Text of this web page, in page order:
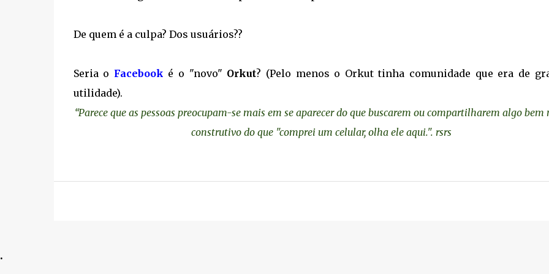
De quem é a culpa? Dos usuários??
Seria o Facebook é o "novo" Orkut? (Pelo menos o Orkut tinha comunidade que era de
utilidade).
“Parece que as pessoas preocupam-se mais em se aparecer do que buscarem ou compartilharem algo bem
construtivo do que "comprei um celular, olha ele aqui.". rsrs
.